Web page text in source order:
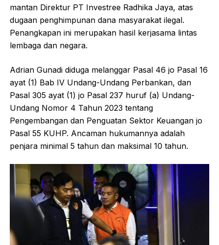
mantan Direktur PT Investree Radhika Jaya, atas
dugaan penghimpunan dana masyarakat ilegal.
Penangkapan ini merupakan hasil kerjasama lintas
lembaga dan negara.
Adrian Gunadi diduga melanggar Pasal 46 jo Pasal 16
ayat (1) Bab IV Undang-Undang Perbankan, dan
Pasal 305 ayat (1) jo Pasal 237 huruf (a) Undang-
Undang Nomor 4 Tahun 2023 tentang
Pengembangan dan Penguatan Sektor Keuangan jo
Pasal 55 KUHP. Ancaman hukumannya adalah
penjara minimal 5 tahun dan maksimal 10 tahun.